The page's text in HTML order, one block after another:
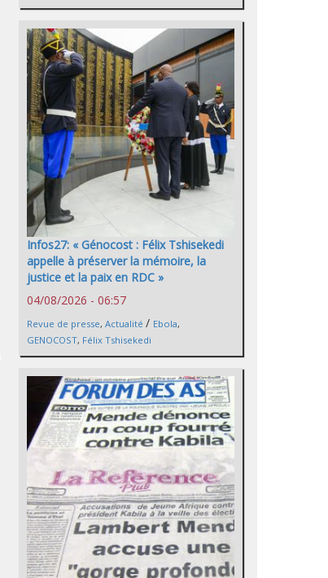
Infos27: « Génocost : Félix Tshisekedi
appelle à préserver la mémoire, la
justice et la paix en RDC »
04/08/2026 - 06:57
Revue de presse, Actualité / Ebola,
GENOCOST, Félix Tshisekedi